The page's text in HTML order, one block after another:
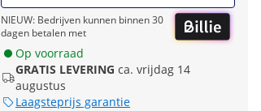
NIEUW: Bedrijven kunnen binnen 30
dagen betalen met
Op voorraad
GRATIS LEVERING ca. vrijdag 14
augustus
Laagsteprijs garantie